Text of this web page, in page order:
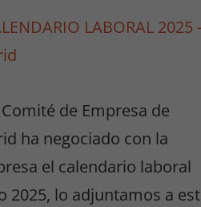
LABORAL 2025
de Empresa de
ha negociado con la
el calendario laboral
2025, lo adjuntamos a